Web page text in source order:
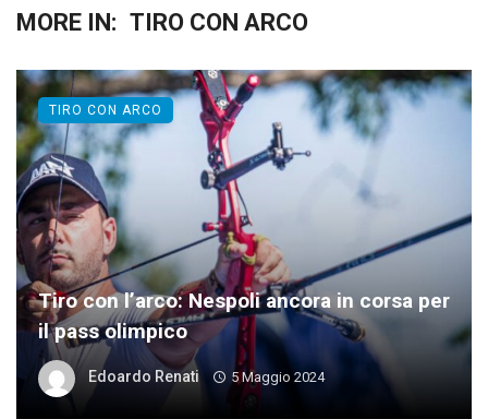
MORE IN: TIRO CON ARCO
Tiro con l’arco: Nespoli ancora in corsa per
il pass olimpico
Edoardo Renati 5 Maggio 2024
TIRO CON ARCO